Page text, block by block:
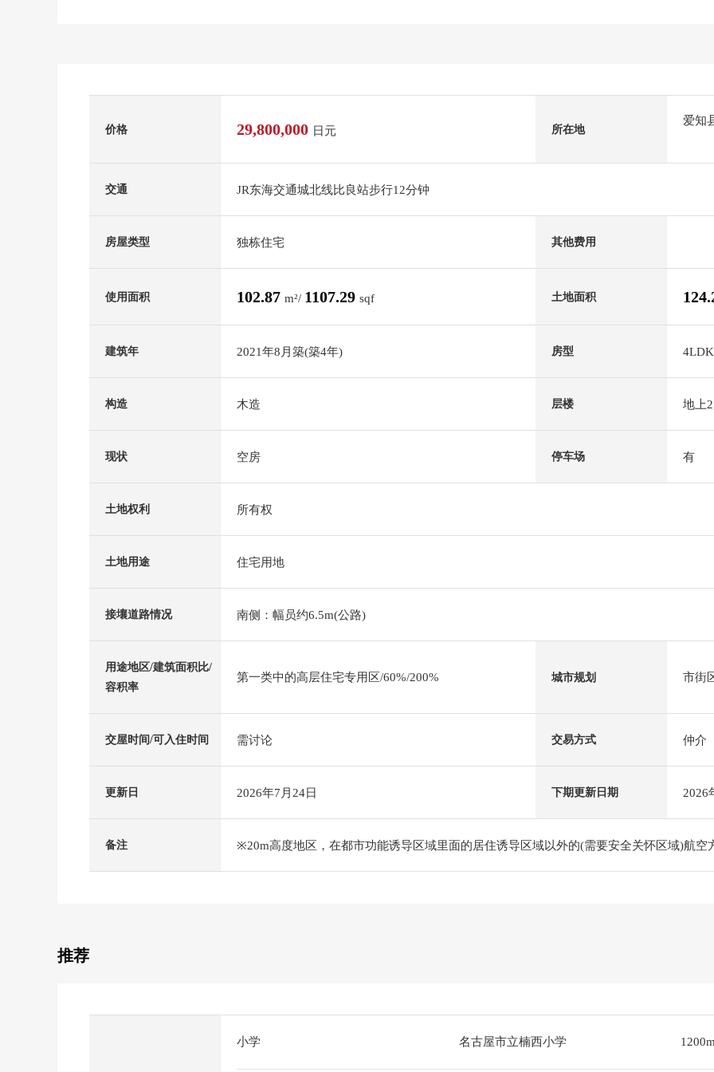
价格 29,800,000 日元 所在地
爱知
交通 JR东海交通城北线比良站步行12分钟
房屋类型 独栋住宅 其他费用
使用面积 102.87 m²/ 1107.29 sqf 土地面积
建筑年 2021年8月築(築4年) 房型 4LDK
构造 木造 层楼 地上
现状 空房 停车场 有
土地权利 所有权
土地用途 住宅用地
接壤道路情况 南侧：幅员约6.5m(公路)
用途地区/建筑面积比/
容积率
第一类中的高层住宅专用区/60%/200% 城市规划 市街
交屋时间/可入住时间 需讨论 交易方式 仲介
更新日 2026年7月24日 下期更新日期 2026
备注 ※20m高度地区，在都市功能诱导区域里面的居住诱导区域以外的(需要安全关怀区域)航空
推荐
小学 名古屋市立楠西小学 1200m